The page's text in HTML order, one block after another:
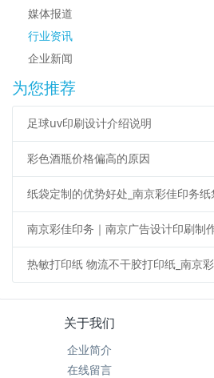
媒体报道
行业资讯
企业新闻
为您推荐
足球uv印刷设计介绍说明
彩色酒瓶价格偏高的原因
纸袋定制的优势好处_南京彩佳印务
南京彩佳印务｜南京广告设计印刷制
热敏打印纸 物流不干胶打印纸_南京
关于我们
企业简介
在线留言